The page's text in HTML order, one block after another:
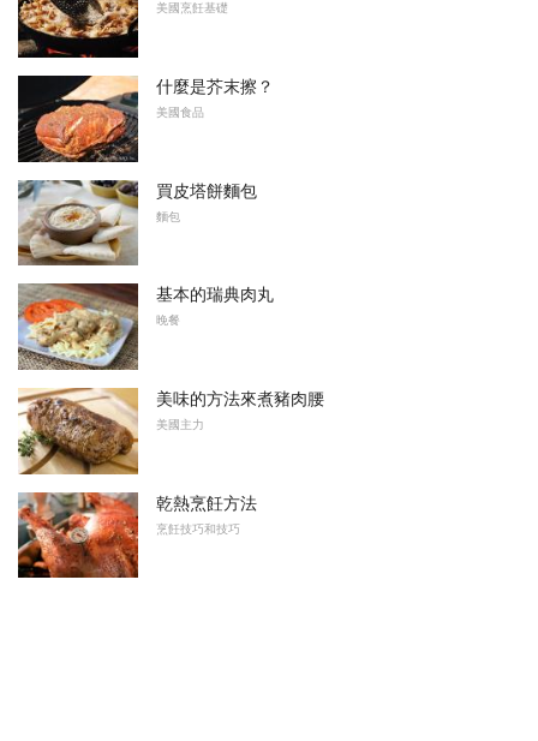
美國烹飪基礎
什麼是芥末擦？
美國食品
買皮塔餅麵包
麵包
基本的瑞典肉丸
晚餐
美味的方法來煮豬肉腰
美國主力
乾熱烹飪方法
烹飪技巧和技巧